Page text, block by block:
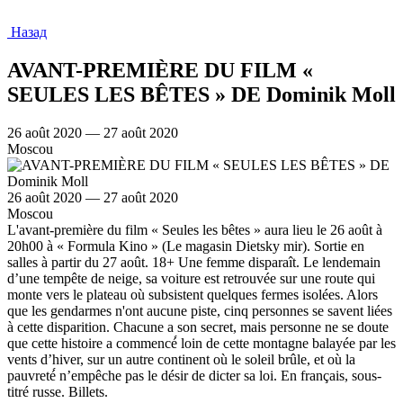
Назад
AVANT-PREMIÈRE DU FILM «
SEULES LES BÊTES » DE Dominik Moll
26 août 2020 — 27 août 2020
Moscou
26 août 2020 — 27 août 2020
Moscou
L'avant-première du film « Seules les bêtes » aura lieu le 26 août à
20h00 à « Formula Kino » (Le magasin Dietsky mir). Sortie en
salles à partir du 27 août. 18+ Une femme disparaît. Le lendemain
d’une tempête de neige, sa voiture est retrouvée sur une route qui
monte vers le plateau où subsistent quelques fermes isolées. Alors
que les gendarmes n'ont aucune piste, cinq personnes se savent liées
à cette disparition. Chacune a son secret, mais personne ne se doute
que cette histoire a commencé́ loin de cette montagne balayée par les
vents d’hiver, sur un autre continent où le soleil brûle, et où la
pauvreté́ n’empêche pas le désir de dicter sa loi. En français, sous-
titré russe. Billets.